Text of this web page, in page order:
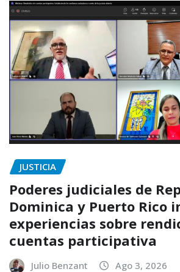
JUSTICIA
Poderes judiciales de
Dominica y Puerto Rico
experiencias sobre
cuentas participativa
Julio Benzant Ago 3, 2026